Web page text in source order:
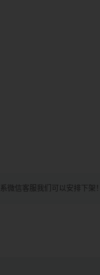
微信客服我们可以安排下架！